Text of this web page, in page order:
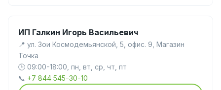
ИП Галкин Игорь Васильевич
📍 ул. Зои Космодемьянской, 5, офис. 9, Магазин
Точка
🕒 09:00-18:00, пн, вт, ср, чт, пт
📞 +7 844 545-30-10